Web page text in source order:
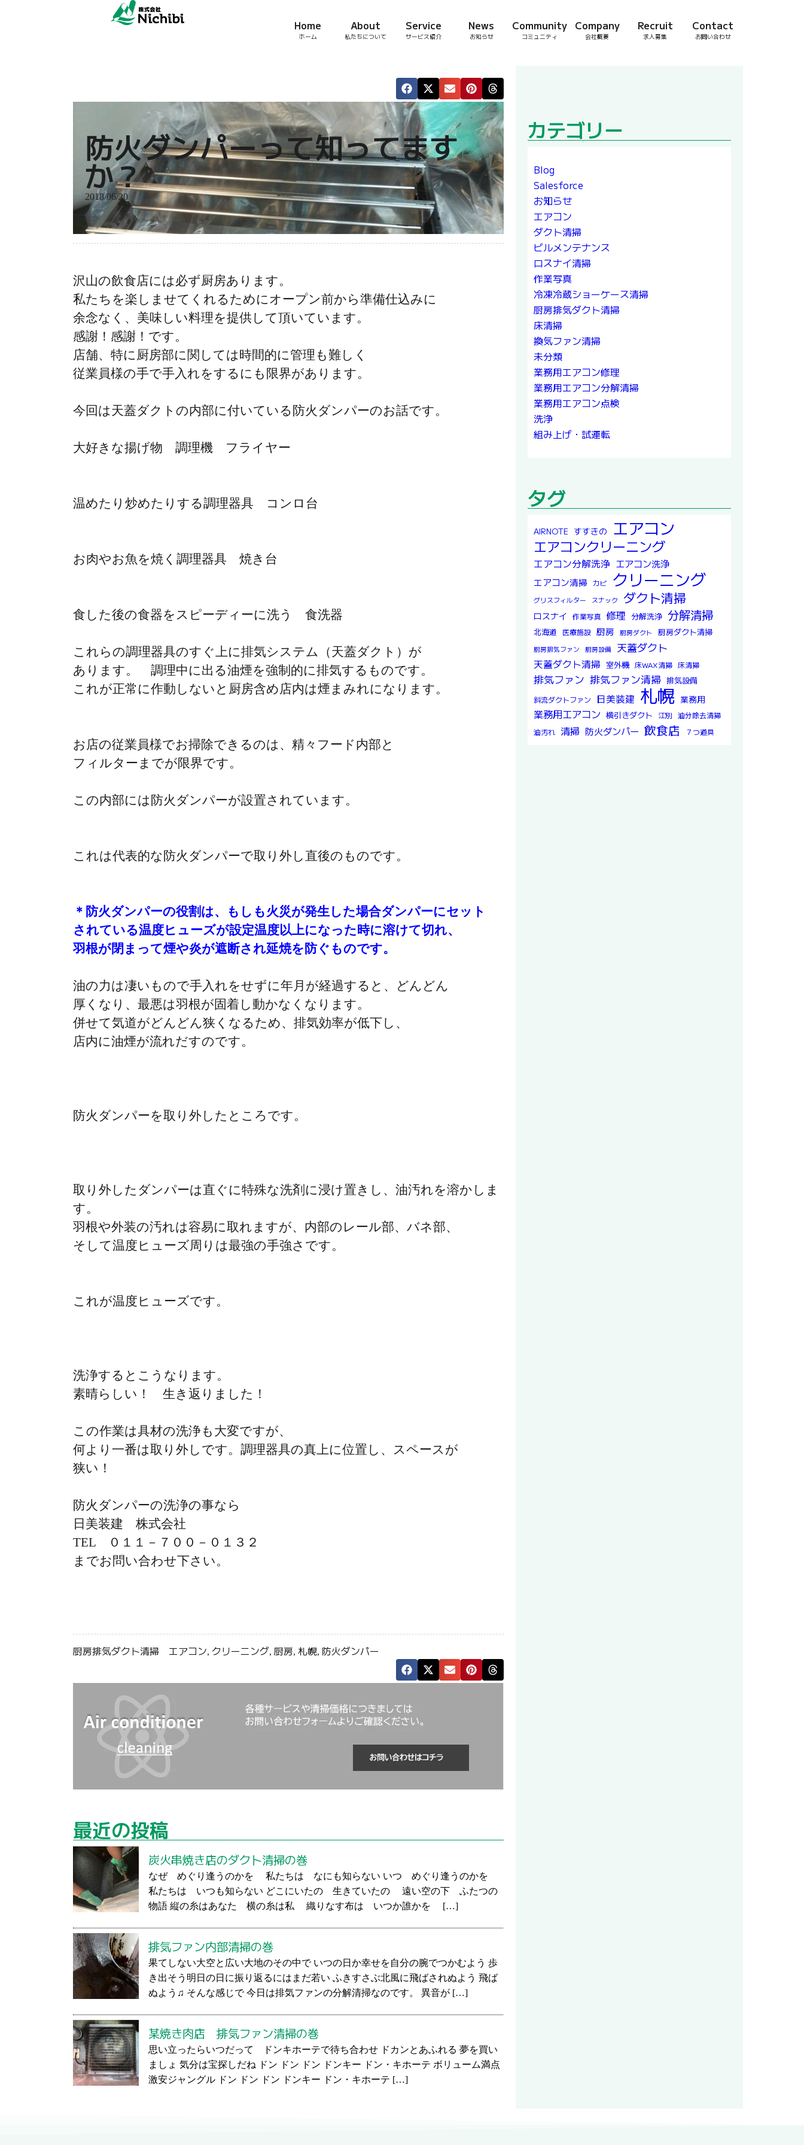
Home
ホーム
About
私たちについて
Service
サービス紹介
News
お知らせ
Community
コミュニティ
Company
会社概要
Recruit
求人募集
Contact
お問い合わせ
防火ダンパーって知ってます
か？
2018/06/20
沢山の飲食店には必ず厨房あります。
私たちを楽しませてくれるためにオープン前から準備仕込みに
余念なく、美味しい料理を提供して頂いています。
感謝！感謝！です。
店舗、特に厨房部に関しては時間的に管理も難しく
従業員様の手で手入れをするにも限界があります。
今回は天蓋ダクトの内部に付いている防火ダンパーのお話です。
大好きな揚げ物 調理機 フライヤー
温めたり炒めたりする調理器具 コンロ台
お肉やお魚を焼く調理器具 焼き台
食した後の食器をスピーディーに洗う 食洗器
これらの調理器具のすぐ上に排気システム（天蓋ダクト）が
あります。 調理中に出る油煙を強制的に排気するものです。
これが正常に作動しないと厨房含め店内は煙まみれになります。
お店の従業員様でお掃除できるのは、精々フード内部と
フィルターまでが限界です。
この内部には防火ダンパーが設置されています。
これは代表的な防火ダンパーで取り外し直後のものです。
＊防火ダンパーの役割は、もしも火災が発生した場合ダンパーにセット
されている温度ヒューズが設定温度以上になった時に溶けて切れ、
羽根が閉まって煙や炎が遮断され延焼を防ぐものです。
油の力は凄いもので手入れをせずに年月が経過すると、どんどん
厚くなり、最悪は羽根が固着し動かなくなります。
併せて気道がどんどん狭くなるため、排気効率が低下し、
店内に油煙が流れだすのです。
防火ダンパーを取り外したところです。
取り外したダンパーは直ぐに特殊な洗剤に浸け置きし、油汚れを溶かしま
す。
羽根や外装の汚れは容易に取れますが、内部のレール部、バネ部、
そして温度ヒューズ周りは最強の手強さです。
これが温度ヒューズです。
洗浄するとこうなります。
素晴らしい！ 生き返りました！
この作業は具材の洗浄も大変ですが、
何より一番は取り外しです。調理器具の真上に位置し、スペースが
狭い！
防火ダンパーの洗浄の事なら
日美装建 株式会社
TEL ０１１－７００－０１３２
までお問い合わせ下さい。
厨房排気ダクト清掃 エアコン, クリーニング, 厨房, 札幌, 防火ダンパー
最近の投稿
炭火串焼き店のダクト清掃の巻
なぜ めぐり逢うのかを 私たちは なにも知らない いつ めぐり逢うのかを
私たちは いつも知らない どこにいたの 生きていたの 遠い空の下 ふたつの
物語 縦の糸はあなた 横の糸は私 織りなす布は いつか誰かを […]
排気ファン内部清掃の巻
果てしない大空と広い大地のその中で いつの日か幸せを自分の腕でつかむよう 歩
き出そう明日の日に振り返るにはまだ若い ふきすさぶ北風に飛ばされぬよう 飛ば
ぬよう♫ そんな感じで 今日は排気ファンの分解清掃なのです。 異音が […]
某焼き肉店 排気ファン清掃の巻
思い立ったらいつだって ドンキホーテで待ち合わせ ドカンとあふれる 夢を買い
ましょ 気分は宝探しだね ドン ドン ドン ドンキー ドン・キホーテ ボリューム満点
激安ジャングル ドン ドン ドン ドンキー ドン・キホーテ […]
カテゴリー
Blog
Salesforce
お知らせ
エアコン
ダクト清掃
ビルメンテナンス
ロスナイ清掃
作業写真
冷凍冷蔵ショーケース清掃
厨房排気ダクト清掃
床清掃
換気ファン清掃
未分類
業務用エアコン修理
業務用エアコン分解清掃
業務用エアコン点検
洗浄
組み上げ・試運転
タグ
AIRNOTE すすきの エアコン
エアコンクリーニング
エアコン分解洗浄 エアコン洗浄
エアコン清掃 カビ クリーニング
グリスフィルター スナック ダクト清掃
ロスナイ 作業写真 修理 分解洗浄 分解清掃
北海道 医療施設 厨房 厨房ダクト 厨房ダクト清掃
厨房排気ファン 厨房設備 天蓋ダクト
天蓋ダクト清掃 室外機 床WAX清掃 床清掃
排気ファン 排気ファン清掃 排気設備
斜流ダクトファン 日美装建 札幌 業務用
業務用エアコン 横引きダクト 江別 油分除去清掃
油汚れ 清掃 防火ダンパー 飲食店 ７つ道具